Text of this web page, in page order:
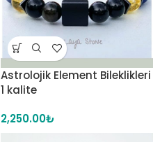
Astrolojik Element Bileklikleri
1 kalite
2,250.00₺